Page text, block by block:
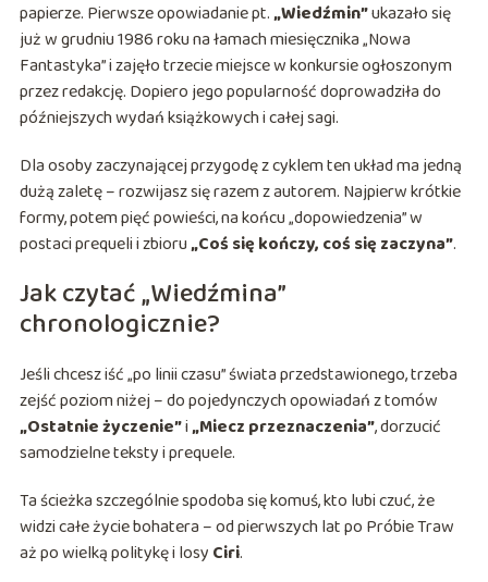
papierze. Pierwsze opowiadanie pt.„Wiedźmin”ukazało się
już w grudniu 1986 roku na łamach miesięcznika „Nowa
Fantastyka” i zajęło trzecie miejsce w konkursie ogłoszonym
przez redakcję. Dopiero jego popularność doprowadziła do
późniejszych wydań książkowych i całej sagi.
Dla osoby zaczynającej przygodę z cyklem ten układ ma jedną
dużą zaletę – rozwijasz się razem z autorem. Najpierw krótkie
formy, potem pięć powieści, na końcu „dopowiedzenia” w
postaci prequeli i zbioru„Coś się kończy, coś się zaczyna”.
Jak czytać „Wiedźmina”
chronologicznie?
Jeśli chcesz iść „po linii czasu” świata przedstawionego, trzeba
zejść poziom niżej – do pojedynczych opowiadań z tomów
„Ostatnie życzenie”i„Miecz przeznaczenia”, dorzucić
samodzielne teksty i prequele.
Ta ścieżka szczególnie spodoba się komuś, kto lubi czuć, że
widzi całe życie bohatera – od pierwszych lat po Próbie Traw
aż po wielką politykę i losy Ciri.